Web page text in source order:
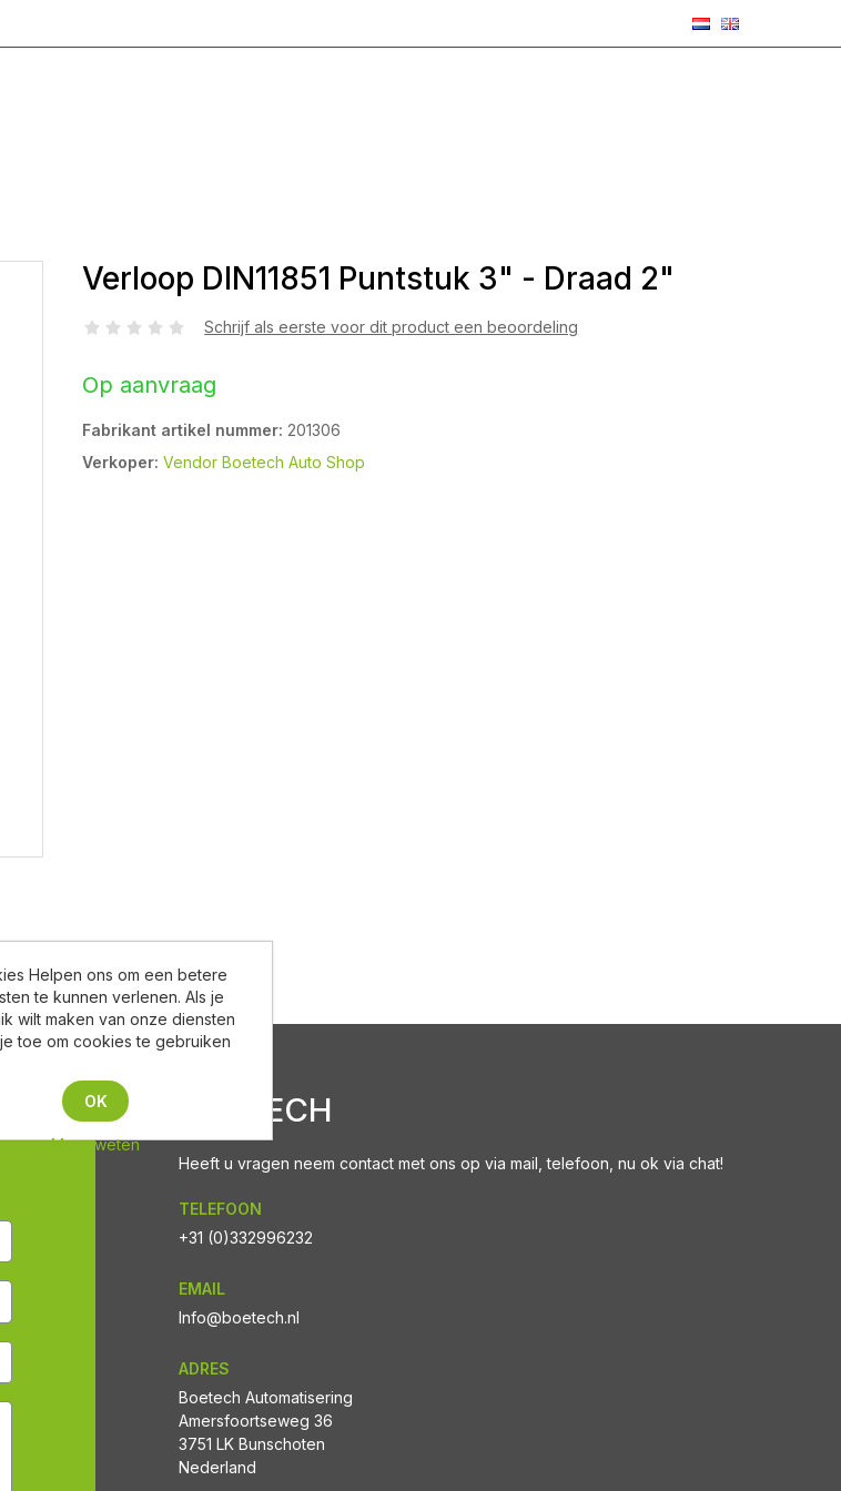
Verloop DIN11851 Puntstuk 3" - Draad 2"
Schrijf als eerste voor dit product een beoordeling
Op aanvraag
Fabrikant artikel nummer: 201306
Verkoper: Vendor Boetech Auto Shop
BOETECH
Heeft u vragen neem contact met ons op via mail, telefoon, nu ok via chat!
TELEFOON
+31 (0)332996232
EMAIL
Info@boetech.nl
ADRES
Boetech Automatisering
Amersfoortseweg 36
3751 LK Bunschoten
Nederland
Helpen ons om een betere
te kunnen verlenen. Als je
wilt maken van onze diensten
toe om cookies te gebruiken
OK
Meer weten